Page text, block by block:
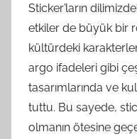
Sticker’ların
etkiler de büyük bir
kültürdeki
argo ifadeleri gibi
tasarımlarında ve
tuttu. Bu sayede,
olmanın ötesine